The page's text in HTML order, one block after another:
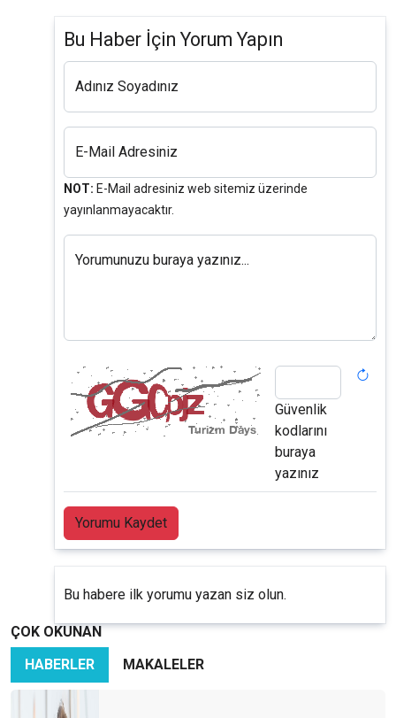
Bu Haber İçin Yorum Yapın
Adınız Soyadınız
E-Mail Adresiniz
NOT: E-Mail adresiniz web sitemiz üzerinde
yayınlanmayacaktır.
Yorumunuzu buraya yazınız...
Güvenlik
kodlarını
buraya
yazınız
Yorumu Kaydet
Bu habere ilk yorumu yazan siz olun.
ÇOK OKUNAN
HABERLER
MAKALELER